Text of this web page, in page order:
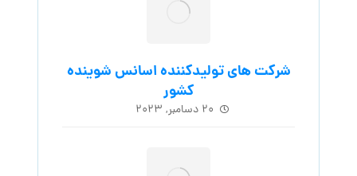
شرکت های تولیدکننده اسانس شوینده
کشور
۲۰ دسامبر, ۲۰۲۳